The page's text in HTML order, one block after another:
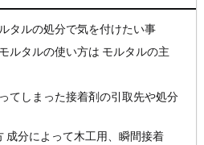
タルの処分で気を付けたい事
ルタルの使い方は モルタルの主
てしまった接着剤の引取先や処分
成分によって木工用、瞬間接着